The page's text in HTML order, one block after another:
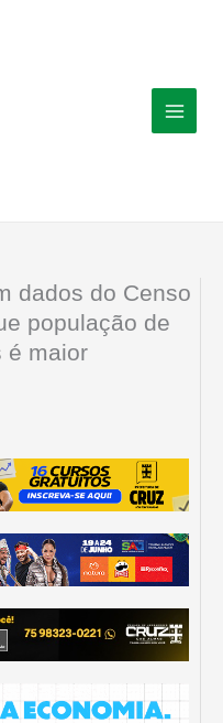
dados do Censo
população de
é maior